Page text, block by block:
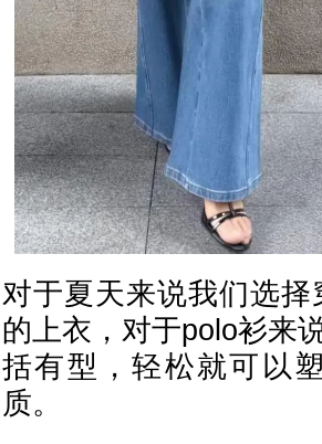
对于夏天来说我们选
的上衣，对于polo衫来
括有型，轻松就可以
质。